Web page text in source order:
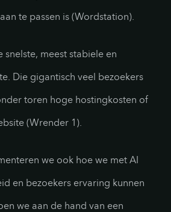
te passen is (Wordstation).
meest stabiele en
Die gigantisch veel bezoekers
toren hoge hostingkosten of
(Wrender 1).
we ook hoe we met AI
en bezoekers ervaring kunnen
we aan de hand van een